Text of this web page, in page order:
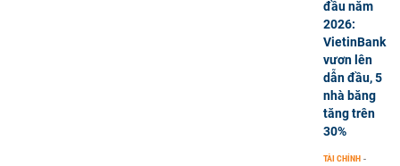
đầu năm
2026:
VietinBank
vươn lên
dẫn đầu, 5
nhà băng
tăng trên
30%
TÀI CHÍNH -